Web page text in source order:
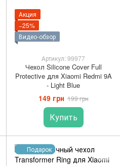
Акция
−25%
Видео-обзор
Артикул: 99977
Чехол Silicone Cover Full
Protective для Xiaomi Redmi 9A
- Light Blue
149 грн 199 грн
Купить
Подарок